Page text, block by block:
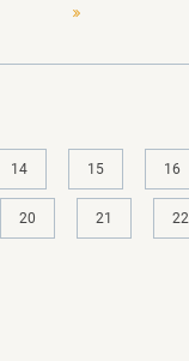
14 15 16
20 21 22